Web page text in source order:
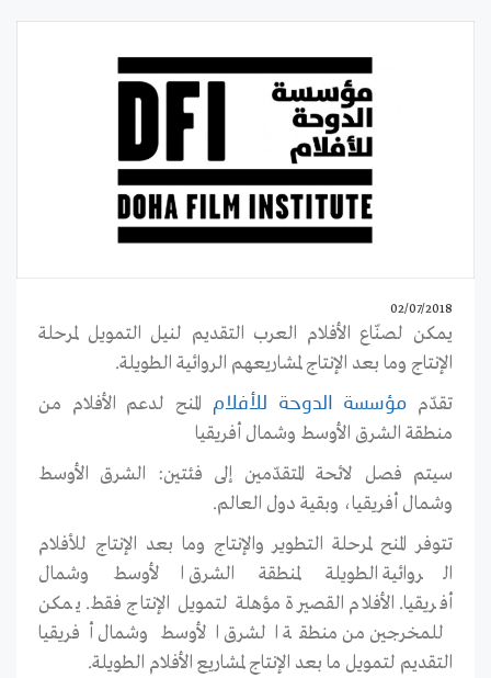
02/07/2018
يمكن لصنّاع الأفلام العرب التقديم لنيل التمويل لمرحلة
الإنتاج وما بعد الإنتاج لمشاريعهم الروائية الطويلة.
تقدّم مؤسسة الدوحة للأفلام
المنح لدعم الأفلام من
منطقة الشرق الأوسط وشمال أفريقيا
سيتم فصل لائحة المتقدّمين إلى فئتين: الشرق الأوسط
وشمال أفريقيا، وبقية دول العالم.
تتوفر المنح لمرحلة التطوير والإنتاج وما بعد الإنتاج للأفلام
الروائية الطويلة لمنطقة الشرق الأوسط وشمال
أفريقيا. الأفلام القصيرة مؤهلة لتمويل الإنتاج فقط. يمكن
للمخرجين من منطقة الشرق الأوسط وشمال أفريقيا
التقديم لتمويل ما بعد الإنتاج لمشاريع الأفلام الطويلة.